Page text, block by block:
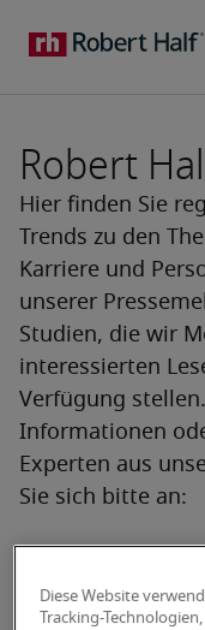
Robert
Hier finden Sie
Trends zu den
Karriere und
unserer
Studien, die wir
interessierten
Verfügung
Informationen
Experten aus
Sie sich bitte an:
PR
Diese Website
Tracking-